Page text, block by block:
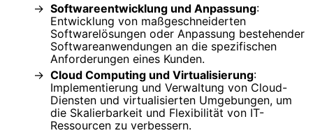
Softwareentwicklung und Anpassung:
Entwicklung von maßgeschneiderten
Softwarelösungen oder Anpassung bestehender
Softwareanwendungen an die spezifischen
Anforderungen eines Kunden.
Cloud Computing und Virtualisierung:
Implementierung und Verwaltung von Cloud-
Diensten und virtualisierten Umgebungen, um
die Skalierbarkeit und Flexibilität von IT-
Ressourcen zu verbessern.